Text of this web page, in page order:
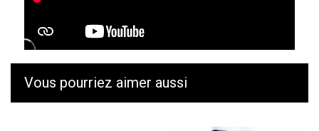
Vous pourriez aimer aussi